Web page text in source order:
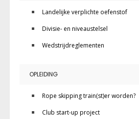
Landelijke verplichte oefenstof
Divisie- en niveaustelsel
Wedstrijdreglementen
OPLEIDING
Rope skipping train(st)er worden?
Club start-up project